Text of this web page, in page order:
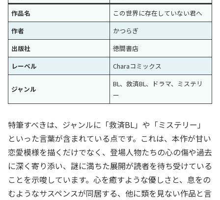
作品名
この世界に存在していない君へ
作者
かつらぎ
出版社
徳間書店
レーベル
Charaコミックス
ジャンル
BL、救済BL、ドラマ、ミステリ
ー
特筆すべきは、ジャンルに「救済BL」や「ミステリー」
といった言葉が含まれている点です。これは、本作が甘い
恋愛模様を描くだけでなく、登場人物たちの心の傷や過去
に深く寄り添い、謎に満ちた展開が読者を待ち受けている
ことを示唆しています。心を癒すような優しさと、息をの
むようなサスペンスが同居する、他に類を見ない作品と言